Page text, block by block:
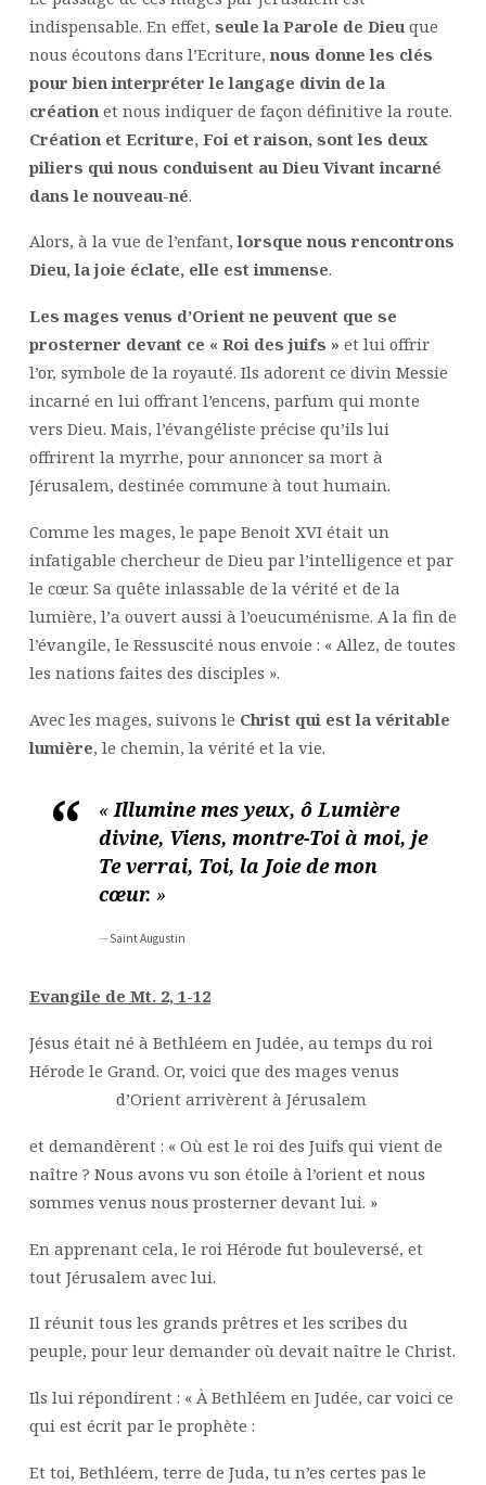
indispensable. En effet, seule la Parole de Dieu que
nous écoutons dans l’Ecriture, nous donne les clés
pour bien interpréter le langage divin de la
création et nous indiquer de façon définitive la route.
Création et Ecriture, Foi et raison, sont les deux
piliers qui nous conduisent au Dieu Vivant incarné
dans le nouveau-né.
Alors, à la vue de l’enfant,lorsque nous rencontrons
Dieu, la joie éclate, elle est immense.
Les mages venus d’Orient ne peuvent que se
prosterner devant ce « Roi des juifs » et lui offrir
l’or, symbole de la royauté. Ils adorent ce divin Messie
incarné en lui offrant l’encens, parfum qui monte
vers Dieu. Mais, l’évangéliste précise qu’ils lui
offrirent la myrrhe, pour annoncer sa mort à
Jérusalem, destinée commune à tout humain.
Comme les mages, le pape Benoit XVI était un
infatigable chercheur de Dieu par l’intelligence et par
le cœur. Sa quête inlassable de la vérité et de la
lumière, l’a ouvert aussi à l’oeucuménisme. A la fin de
l’évangile, le Ressuscité nous envoie : « Allez, de toutes
les nations faites des disciples ».
Avec les mages, suivons le Christ qui est la véritable
lumière, le chemin, la vérité et la vie.
«Illumine mes yeux, ô Lumière
divine, Viens, montre-Toi à moi, je
Te verrai, Toi, la Joie de mon
cœur. »
Saint Augustin
Evangile de Mt. 2, 1-12
Jésus était né à Bethléem en Judée, au temps du roi
Hérode le Grand. Or, voici que des mages venus
d’Orient arrivèrent à Jérusalem
et demandèrent : « Où est le roi des Juifs qui vient de
naître ? Nous avons vu son étoile à l’orient et nous
sommes venus nous prosterner devant lui. »
En apprenant cela, le roi Hérode fut bouleversé, et
tout Jérusalem avec lui.
Il réunit tous les grands prêtres et les scribes du
peuple, pour leur demander où devait naître le Christ.
Ils lui répondirent : « À Bethléem en Judée, car voici ce
qui est écrit par le prophète :
Et toi, Bethléem, terre de Juda, tu n’es certes pas le